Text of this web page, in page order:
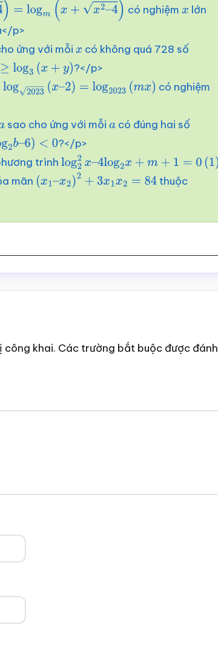
m (x +x2–4) có nghiệmx lớn
p>
ứng với mỗi x có không quá 728 số
3(x+y )
?</p>
log2023 (x–2) =log2023(mx)
có nghiệm
sao cho ứng với mỗi acó đúng hai số
2b–6) <0
?</p>
trình log2 2x–4log2 x+ m+ 1= 0 (1)
mãn (x1–x2) +3 x1x2=84
thuộc
công khai. Các trường bắt buộc được đánh